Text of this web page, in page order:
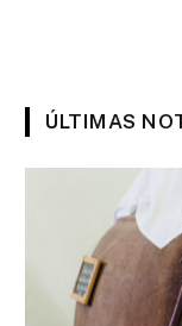
ÚLTIMAS